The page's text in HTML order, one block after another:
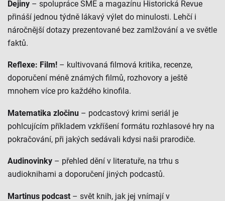
Dejiny – spolupráce SME a magazínu Historická Revue
přináší jednou týdně lákavý výlet do minulosti. Lehčí i
náročnější dotazy prezentované bez zamlžování a ve světle
faktů.
Reflexe: Film! – kultivovaná filmová kritika, recenze,
doporučení méně známých filmů, rozhovory a ještě
mnohem více pro každého kinofila.
Matematika zločinu – podcastový krimi seriál je
pohlcujícím příkladem vzkříšení formátu rozhlasové hry na
pokračování, při jakých sedávali kdysi naši prarodiče.
Audinovinky – přehled dění v literatuře, na trhu s
audioknihami a doporučení jiných podcastů.
Martinus podcast – svět knih, jak jej vnímají v